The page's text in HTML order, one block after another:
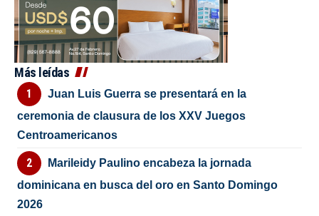
Más leídas
Juan Luis Guerra se presentará en la
ceremonia de clausura de los XXV Juegos
Centroamericanos
Marileidy Paulino encabeza la jornada
dominicana en busca del oro en Santo Domingo
2026